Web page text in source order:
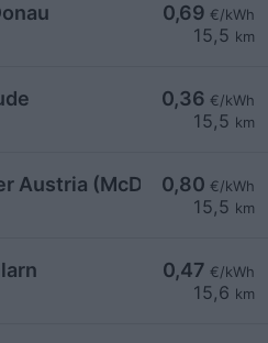
0,69 €/kWh
15,5 km
0,36 €/kWh
15,5 km
0,80 €/kWh
15,5 km
Austria (McD) - Ybbs -
0,47 €/kWh
15,6 km